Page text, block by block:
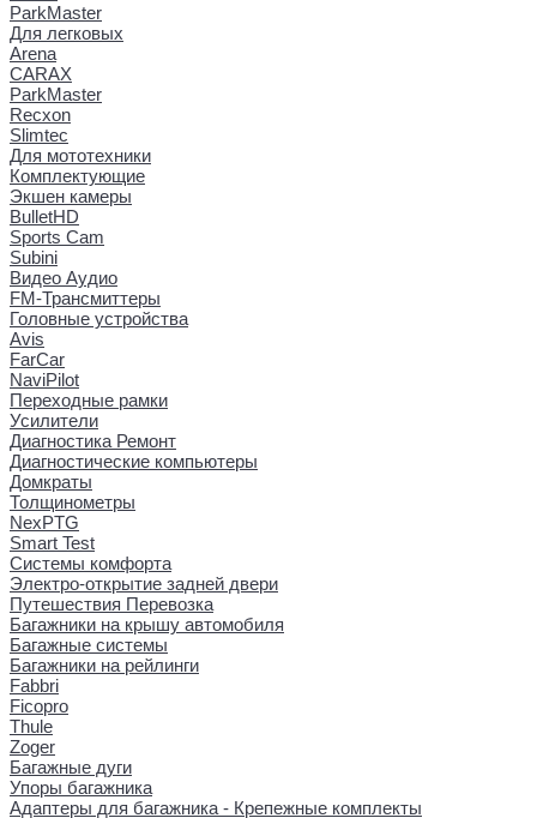
ParkMaster
Для легковых
Arena
CARAX
ParkMaster
Recxon
Slimtec
Для мототехники
Комплектующие
Экшен камеры
BulletHD
Sports Cam
Subini
Видео Аудио
FM-Трансмиттеры
Головные устройства
Avis
FarCar
NaviPilot
Переходные рамки
Усилители
Диагностика Ремонт
Диагностические компьютеры
Домкраты
Толщинометры
NexPTG
Smart Test
Системы комфорта
Электро-открытие задней двери
Путешествия Перевозка
Багажники на крышу автомобиля
Багажные системы
Багажники на рейлинги
Fabbri
Ficopro
Thule
Zoger
Багажные дуги
Упоры багажника
Адаптеры для багажника - Крепежные комплекты